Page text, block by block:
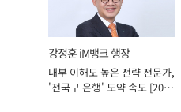
강정훈 iM뱅크 행장
내부 이해도 높은 전략 전문가,
'전국구 은행' 도약 속도 [2026